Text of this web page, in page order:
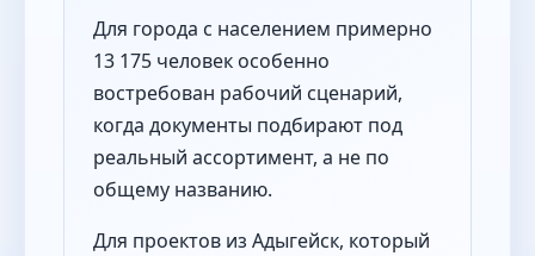
Для города с населением примерно
13 175 человек особенно
востребован рабочий сценарий,
когда документы подбирают под
реальный ассортимент, а не по
общему названию.
Для проектов из Адыгейск, который